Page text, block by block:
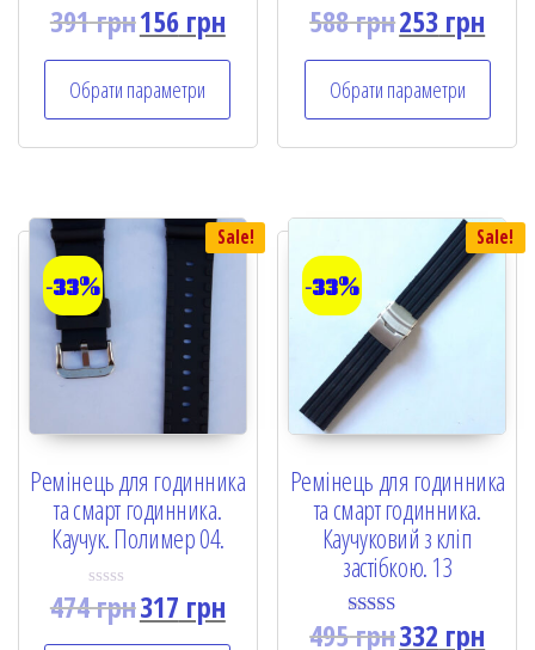
Rated
5.00
391грн156грн
Обрати параметри
Rated
5.00
588грн253 грн
Обрати параметри
Sale!
-33%
Ремінець для годинника
та смарт годинника.
Каучук. Полимер 04.
R
a
474грн317 грн
Sale!
-33%
Ремінець для годинника
та смарт годинника.
Каучуковий з кліп
застібкою. 13
Rated
495грн332 грн